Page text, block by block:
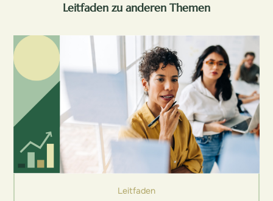
Leitfaden zu anderen Themen
Leitfaden